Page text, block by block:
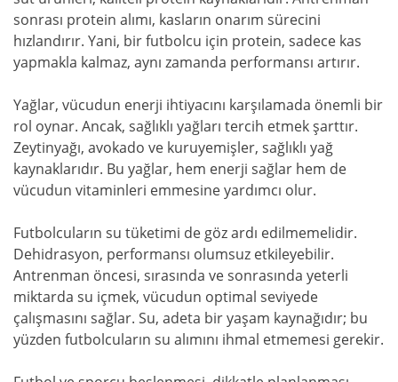
sonrası protein alımı, kasların onarım sürecini
hızlandırır. Yani, bir futbolcu için protein, sadece kas
yapmakla kalmaz, aynı zamanda performansı artırır.
Yağlar, vücudun enerji ihtiyacını karşılamada önemli bir
rol oynar. Ancak, sağlıklı yağları tercih etmek şarttır.
Zeytinyağı, avokado ve kuruyemişler, sağlıklı yağ
kaynaklarıdır. Bu yağlar, hem enerji sağlar hem de
vücudun vitaminleri emmesine yardımcı olur.
Futbolcuların su tüketimi de göz ardı edilmemelidir.
Dehidrasyon, performansı olumsuz etkileyebilir.
Antrenman öncesi, sırasında ve sonrasında yeterli
miktarda su içmek, vücudun optimal seviyede
çalışmasını sağlar. Su, adeta bir yaşam kaynağıdır; bu
yüzden futbolcuların su alımını ihmal etmemesi gerekir.